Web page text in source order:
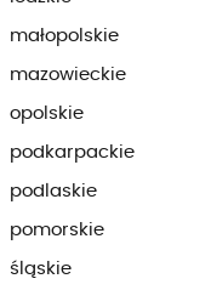
małopolskie
mazowieckie
opolskie
podkarpackie
podlaskie
pomorskie
śląskie